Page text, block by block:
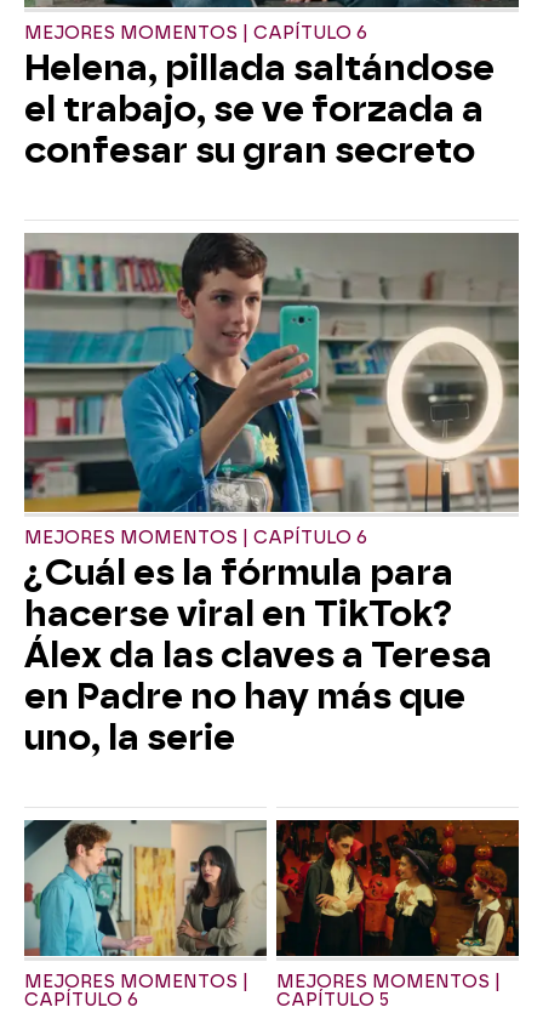
MEJORES MOMENTOS | CAPÍTULO 6
Helena, pillada saltándose
el trabajo, se ve forzada a
confesar su gran secreto
MEJORES MOMENTOS | CAPÍTULO 6
¿Cuál es la fórmula para
hacerse viral en TikTok?
Álex da las claves a Teresa
en Padre no hay más que
uno, la serie
MEJORES MOMENTOS |
CAPÍTULO 6
MEJORES MOMENTOS |
CAPÍTULO 5